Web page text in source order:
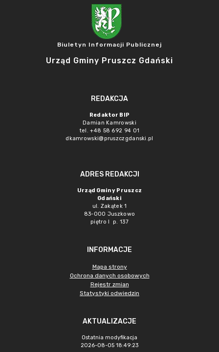
Biuletyn Informacji Publicznej
Urząd Gminy Pruszcz Gdański
REDAKCJA
Redaktor BIP
Damian Kamrowski
tel. +48 58 692 94 01
dkamrowski@pruszczgdanski.pl
ADRES REDAKCJI
Urząd Gminy Pruszcz
Gdański
ul. Zakątek 1
83-000 Juszkowo
piętro I p. 137
INFORMACJE
Mapa strony
Ochrona danych osobowych
Rejestr zmian
Statystyki odwiedzin
AKTUALIZACJE
Ostatnia modyfikacja
2026-08-05 18:49:23